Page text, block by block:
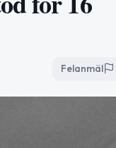
Felanmäl